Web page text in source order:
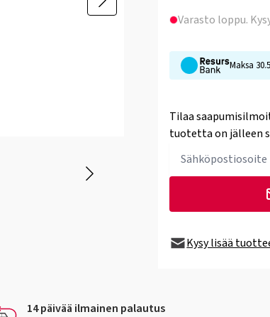
Varasto loppu.
Maksa
Tilaa
tuotetta on jälleen
Kysy lisää
14 päivää ilmainen palautus